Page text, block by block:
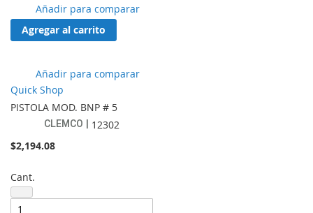
Añadir
a
lista
Añadir para comparar
Agregar al carrito
Añadir
a
de
favoritos
Añadir para comparar
Quick Shop
PISTOLA MOD. BNP # 5
CLEMCO
12302
$2,194.08
Cant.